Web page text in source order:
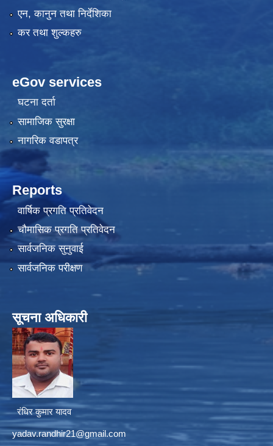
एन, कानुन तथा निर्देशिका
कर तथा शुल्कहरु
eGov services
घटना दर्ता
सामाजिक सुरक्षा
नागरिक वडापत्र
Reports
वार्षिक प्रगति प्रतिवेदन
चौमासिक प्रगति प्रतिवेदन
सार्वजनिक सुनुवाई
सार्वजनिक परीक्षण
सूचना अधिकारी
रंधिर कुमार यादव
yadav.randhir21@gmail.com